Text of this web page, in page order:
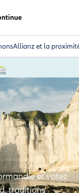
Allianz et la
et votez
traditions